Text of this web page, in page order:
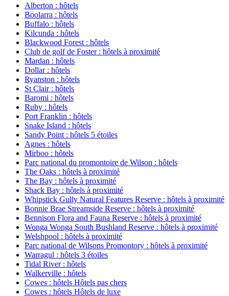
Alberton : hôtels
Boolarra : hôtels
Buffalo : hôtels
Kilcunda : hôtels
Blackwood Forest : hôtels
Club de golf de Foster : hôtels à proximité
Mardan : hôtels
Dollar : hôtels
Ryanston : hôtels
St Clair : hôtels
Baromi : hôtels
Ruby : hôtels
Port Franklin : hôtels
Snake Island : hôtels
Sandy Point : hôtels 5 étoiles
Agnes : hôtels
Mirboo : hôtels
Parc national du promontoire de Wilson : hôtels
The Oaks : hôtels à proximité
The Bay : hôtels à proximité
Shack Bay : hôtels à proximité
Whipstick Gully Natural Features Reserve : hôtels à proximité
Bonnie Brae Streamside Reserve : hôtels à proximité
Bennison Flora and Fauna Reserve : hôtels à proximité
Wonga Wonga South Bushland Reserve : hôtels à proximité
Welshpool : hôtels à proximité
Parc national de Wilsons Promontory : hôtels à proximité
Warragul : hôtels 3 étoiles
Tidal River : hôtels
Walkerville : hôtels
Cowes : hôtels Hôtels pas chers
Cowes : hôtels Hôtels de luxe